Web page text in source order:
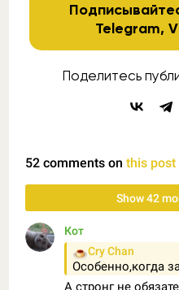
Telegram,
Поделитесь